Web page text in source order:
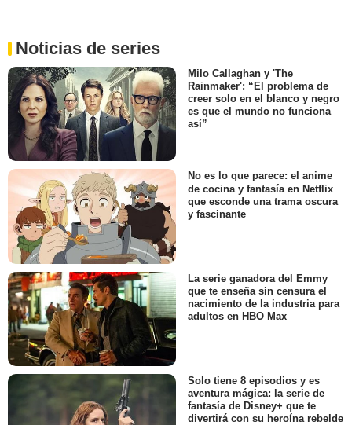
Noticias de series
Milo Callaghan y 'The
Rainmaker': “El problema de
creer solo en el blanco y negro
es que el mundo no funciona
así”
No es lo que parece: el anime
de cocina y fantasía en Netflix
que esconde una trama oscura
y fascinante
La serie ganadora del Emmy
que te enseña sin censura el
nacimiento de la industria para
adultos en HBO Max
Solo tiene 8 episodios y es
aventura mágica: la serie de
fantasía de Disney+ que te
divertirá con su heroína rebelde